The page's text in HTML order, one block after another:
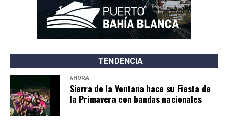
TENDENCIA
AHORA
Sierra de la Ventana hace su Fiesta de
la Primavera con bandas nacionales